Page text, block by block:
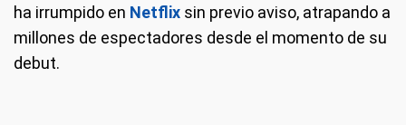
ha irrumpido en Netflix sin previo aviso, atrapando a
millones de espectadores desde el momento de su
debut.